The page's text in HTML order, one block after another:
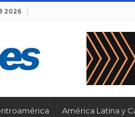
2026
América Latina y